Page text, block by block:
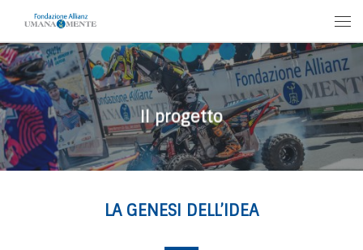
Il progetto
LA GENESI DELL’IDEA